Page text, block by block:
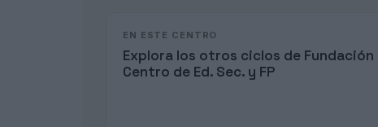
EN ESTE CENTRO
Explora los otros ciclos de Fundación
Centro de Ed. Sec. y FP